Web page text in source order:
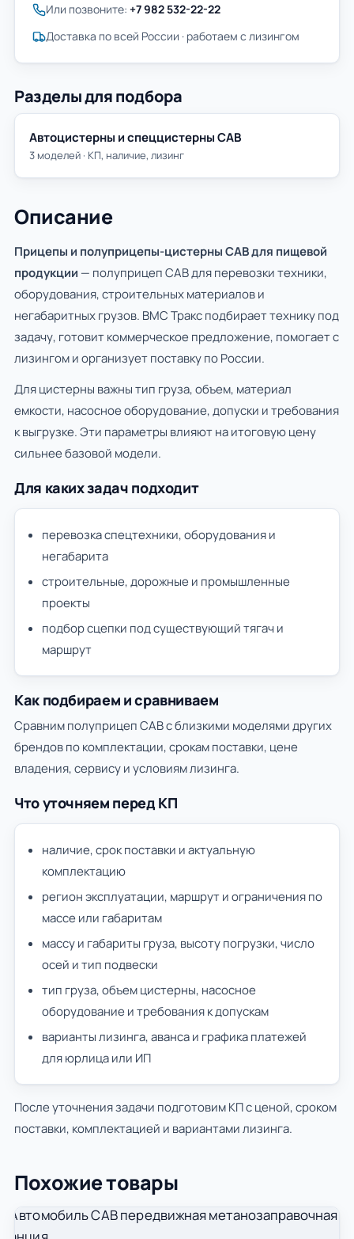
Или позвоните: +7 982 532-22-22
Доставка по всей России · работаем с лизингом
Разделы для подбора
Автоцистерны и спеццистерны САВ
3 моделей · КП, наличие, лизинг
Описание
Прицепы и полуприцепы-цистерны САВ для пищевой
продукции — полуприцеп САВ для перевозки техники,
оборудования, строительных материалов и
негабаритных грузов. ВМС Тракс подбирает технику под
задачу, готовит коммерческое предложение, помогает с
лизингом и организует поставку по России.
Для цистерны важны тип груза, объем, материал
емкости, насосное оборудование, допуски и требования
к выгрузке. Эти параметры влияют на итоговую цену
сильнее базовой модели.
Для каких задач подходит
перевозка спецтехники, оборудования и
негабарита
строительные, дорожные и промышленные
проекты
подбор сцепки под существующий тягач и
маршрут
Как подбираем и сравниваем
Сравним полуприцеп САВ с близкими моделями других
брендов по комплектации, срокам поставки, цене
владения, сервису и условиям лизинга.
Что уточняем перед КП
наличие, срок поставки и актуальную
комплектацию
регион эксплуатации, маршрут и ограничения по
массе или габаритам
массу и габариты груза, высоту погрузки, число
осей и тип подвески
тип груза, объем цистерны, насосное
оборудование и требования к допускам
варианты лизинга, аванса и графика платежей
для юрлица или ИП
После уточнения задачи подготовим КП с ценой, сроком
поставки, комплектацией и вариантами лизинга.
Похожие товары